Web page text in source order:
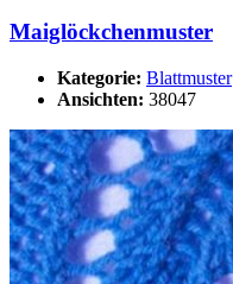
Maiglöckchenmuster
Kategorie: Blattmuster
Ansichten: 38047